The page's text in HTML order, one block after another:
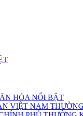
HÓA NỔI BẬT
VIỆT NAM